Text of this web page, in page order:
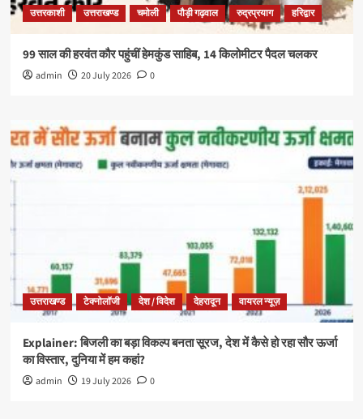
उत्तरकाशी उत्तराखण्ड चमोली पौड़ी गढ़वाल रुद्रप्रयाग हरिद्वार
99 साल की हरवंत कौर पहुंचीं हेमकुंड साहिब, 14 किलोमीटर पैदल चलकर
admin 20 July 2026 0
उत्तराखण्ड टेक्नोलॉजी देश / विदेश देहरादून वायरल न्यूज़
Explainer: बिजली का बड़ा विकल्प बनता सूरज, देश में कैसे हो रहा सौर ऊर्जा
का विस्तार, दुनिया में हम कहां?
admin 19 July 2026 0